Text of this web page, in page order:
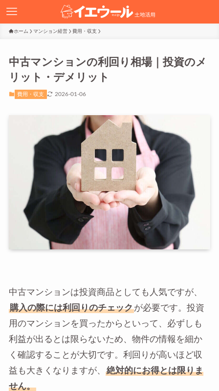
ホーム マンション経営 費用・収支
中古マンションの利回り相場｜投資のメ
リット・デメリット
費用・収支 2026-01-06
中古マンションは投資商品としても人気ですが、
購入の際には利回りのチェックが必要です。投資
用のマンションを買ったからといって、必ずしも
利益が出るとは限らないため、物件の情報を細か
く確認することが大切です。利回りが高いほど収
益も大きくなりますが、
絶対的にお得とは限りま
せん。